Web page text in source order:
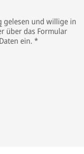
gelesen und willige in
über das Formular
ein. *